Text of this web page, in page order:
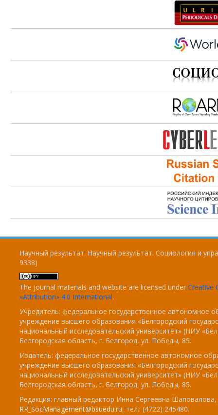
Научный результат. Научный результат. Социология и
9338)
The journal materials and website are licensed under Creative
«Attribution» 4.0 International.
Учредитель: федеральное государственное автономное
учреждение высшего образования «Белгородский
национальный исследовательский университет» (НИУ
Белгородская область, г. Белгород, ул. Победы, 85.
Издатель: федеральное государственное автономное
учреждение высшего образования «Белгородский
национальный исследовательский университет» (НИУ
Белгородская область, г. Белгород, ул. Победы, 85.
Редакция: главный редактор Инна Сергеевна
RR_SocManagement@bsuedu.ru, тел.: (4722) 245480.